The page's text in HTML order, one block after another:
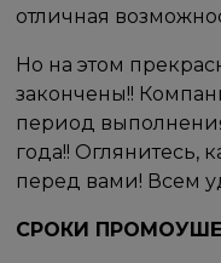
отличная
Но на этом
закончены!!
период
года!! Оглянитесь,
перед вами! Всем
СРОКИ